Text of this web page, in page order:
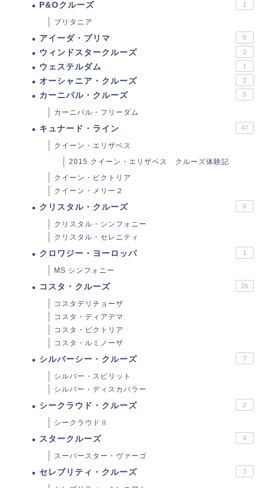
P&Oクルーズ 1
ブリタニア
アイーダ・プリマ 9
ウィンドスタークルーズ 2
ウェステルダム 1
オーシャニア・クルーズ 2
カーニバル・クルーズ 5
カーニバル・フリーダム
キュナード・ライン 47
クイーン・エリザベス
2015 クイーン・エリザベス クルーズ体験記
クイーン・ビクトリア
クイーン・メリー２
クリスタル・クルーズ 6
クリスタル・シンフォニー
クリスタル・セレニティ
クロワジー・ヨーロッパ 1
MS シンフォニー
コスタ・クルーズ 26
コスタデリチョーザ
コスタ・ディアデマ
コスタ・ビクトリア
コスタ・ルミノーザ
シルバーシー・クルーズ 7
シルバー・スピリット
シルバー・ディスカバラー
シークラウド・クルーズ 2
シークラウドⅡ
スタークルーズ 4
スーパースター・ヴァーゴ
セレブリティ・クルーズ 3